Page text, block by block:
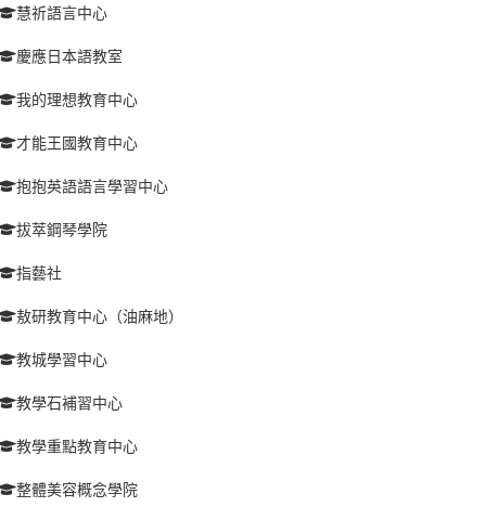
慧祈語言中心
慶應日本語教室
我的理想教育中心
才能王國教育中心
抱抱英語語言學習中心
拔萃鋼琴學院
指藝社
敖研教育中心（油麻地）
教城學習中心
教學石補習中心
教學重點教育中心
整體美容概念學院